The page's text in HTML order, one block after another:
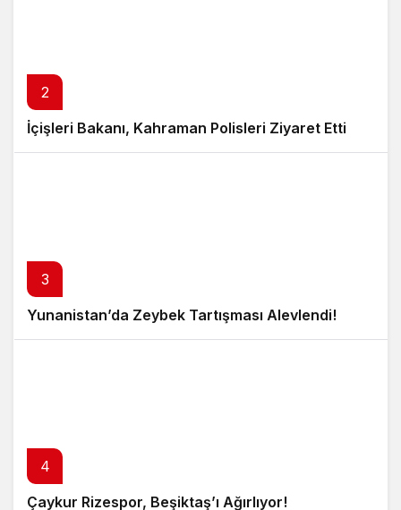
2
İçişleri Bakanı, Kahraman Polisleri Ziyaret Etti
3
Yunanistan’da Zeybek Tartışması Alevlendi!
4
Çaykur Rizespor, Beşiktaş’ı Ağırlıyor!